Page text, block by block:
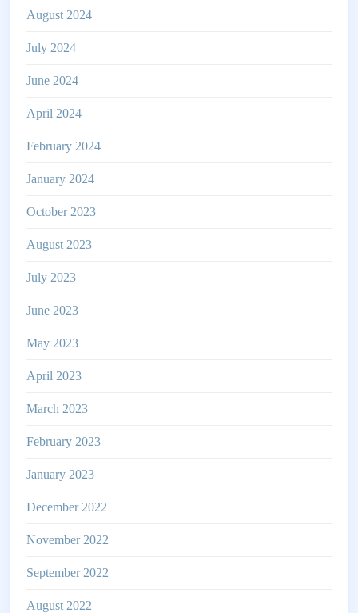
August 2024
July 2024
June 2024
April 2024
February 2024
January 2024
October 2023
August 2023
July 2023
June 2023
May 2023
April 2023
March 2023
February 2023
January 2023
December 2022
November 2022
September 2022
August 2022